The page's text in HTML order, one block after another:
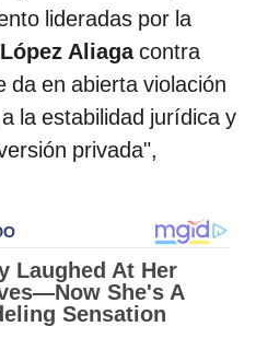
lideradas por la
Aliagacontra
da en abierta violación
la estabilidad jurídica y
privada",